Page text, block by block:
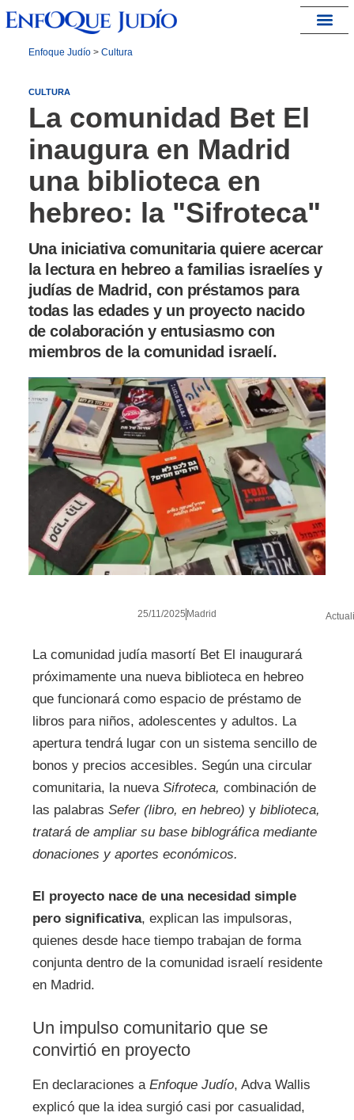
Enfoque Judío> Cultura
CULTURA
La comunidad Bet El
inaugura en Madrid
una biblioteca en
hebreo: la "Sifroteca"
Una iniciativa comunitaria quiere acercar
la lectura en hebreo a familias israelíes y
judías de Madrid, con préstamos para
todas las edades y un proyecto nacido
de colaboración y entusiasmo con
miembros de la comunidad israelí.
25/11/2025 Madrid
La comunidad judía masortí Bet El inaugurará
próximamente una nueva biblioteca en hebreo
que funcionará como espacio de préstamo de
libros para niños, adolescentes y adultos. La
apertura tendrá lugar con un sistema sencillo de
bonos y precios accesibles. Según una circular
comunitaria, la nueva Sifroteca, combinación de
las palabras Sefer (libro, en hebreo) ybiblioteca,
tratará de ampliar su base biblográfica mediante
donaciones y aportes económicos.
El proyecto nace de una necesidad simple
pero significativa, explican las impulsoras,
quienes desde hace tiempo trabajan de forma
conjunta dentro de la comunidad israelí residente
en Madrid.
Un impulso comunitario que se
convirtió en proyecto
En declaraciones a Enfoque Judío, Adva Wallis
explicó que la idea surgió casi por casualidad,